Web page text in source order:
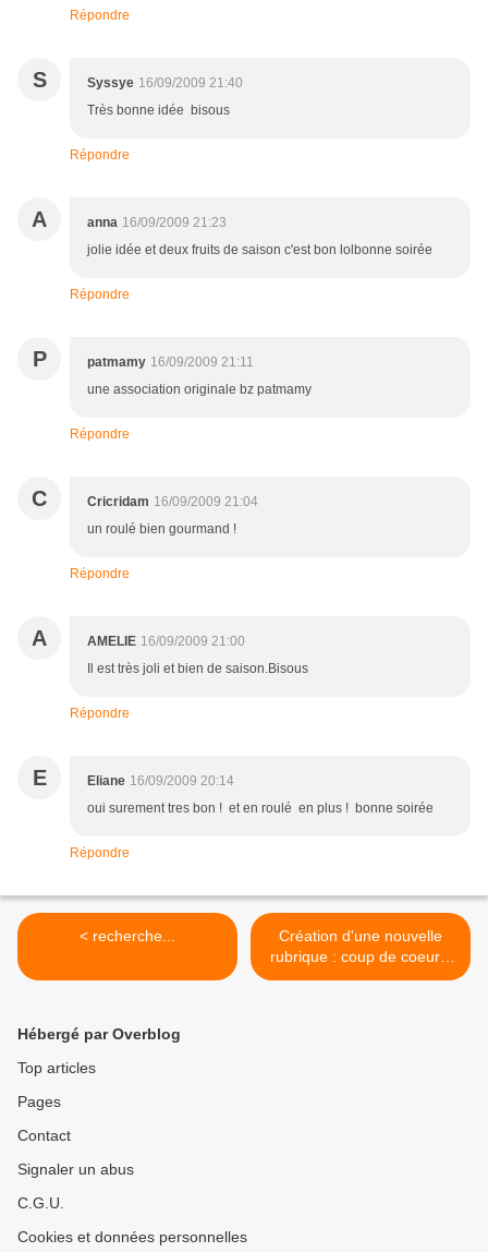
Répondre
S Syssye 16/09/2009 21:40
Très bonne idée bisous
Répondre
A anna 16/09/2009 21:23
jolie idée et deux fruits de saison c'est bon lolbonne soirée
Répondre
P patmamy 16/09/2009 21:11
une association originale bz patmamy
Répondre
C Cricridam 16/09/2009 21:04
un roulé bien gourmand !
Répondre
A AMELIE 16/09/2009 21:00
Il est très joli et bien de saison.Bisous
Répondre
E Eliane 16/09/2009 20:14
oui surement tres bon ! et en roulé en plus ! bonne soirée
Répondre
< recherche...
Création d'une nouvelle
rubrique : coup de coeur...
>
Hébergé par Overblog
Top articles
Pages
Contact
Signaler un abus
C.G.U.
Cookies et données personnelles